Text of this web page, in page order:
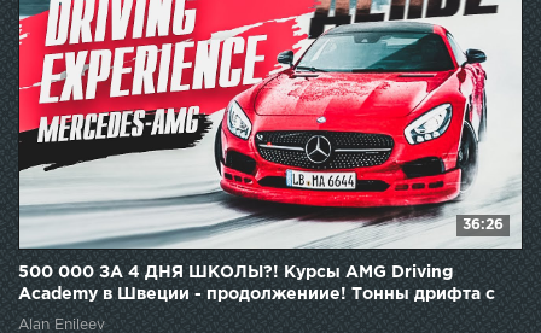
36:26
500 000 ЗА 4 ДНЯ ШКОЛЫ?! Курсы AMG Driving
Academy в Швеции - продолжениие! Тонны дрифта с
Mercedes!
Alan Enileev